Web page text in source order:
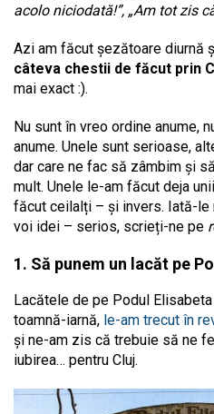
acolo niciodată!”, „Am tot zis
Azi am făcut șezătoare diurnă
câteva chestii de făcut prin
mai exact :).
Nu sunt în vreo ordine anume,
anume. Unele sunt serioase,
dar care ne fac să zâmbim și
mult. Unele le-am făcut deja
făcut ceilalți – și invers. Iată-
voi idei – serios, scrieți-ne pe
1. Să punem un lacăt pe
Lacătele de pe Podul
toamnă-iarnă, le-am trecut în
și ne-am zis că trebuie să ne
iubirea… pentru Cluj.